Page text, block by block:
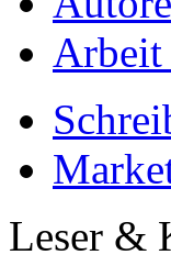
Arbeit
Leser &